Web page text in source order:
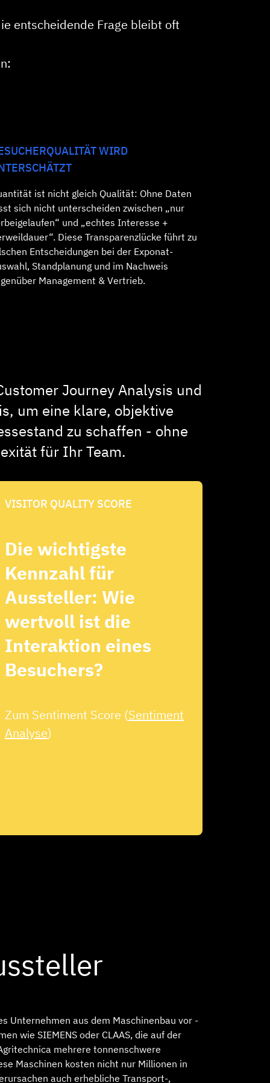
entscheidende Frage bleibt oft
WIRD
ist nicht gleich Qualität: Ohne Daten
sich nicht unterscheiden zwischen „nur
und „echtes Interesse +
Diese Transparenzlücke führt zu
Entscheidungen bei der Exponat-
Standplanung und im Nachweis
Management & Vertrieb.
Journey Analysis und
um eine klare, objektive
zu schaffen - ohne
für Ihr Team.
VISITOR QUALITY SCORE
Die wichtigste
Kennzahl für
Aussteller: Wie
wertvoll ist die
Interaktion eines
Besuchers?
Zum Sentiment Score (Sentiment
Analyse)
Unternehmen aus dem Maschinenbau vor -
wie SIEMENS oder CLAAS, die auf der
mehrere tonnenschwere
Maschinen kosten nicht nur Millionen in
auch erhebliche Transport‑,